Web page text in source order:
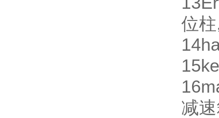
位
14
15
16
减